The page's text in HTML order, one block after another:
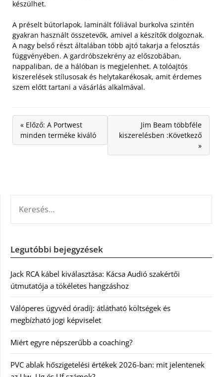
készülhet.
A préselt bútorlapok, laminált fóliával burkolva szintén
gyakran használt összetevők, amivel a készítők dolgoznak.
A nagy belső részt általában több ajtó takarja a felosztás
függvényében. A gardróbszekrény az előszobában,
nappaliban, de a hálóban is megjelenhet. A tolóajtós
kiszerelések stílusosak és helytakarékosak, amit érdemes
szem előtt tartani a vásárlás alkalmával.
« Előző: A Portwest
minden terméke kiváló
Jim Beam többféle
kiszerelésben :Következő
»
Legutóbbi bejegyzések
Jack RCA kábel kiválasztása: Kácsa Audió szakértői
útmutatója a tökéletes hangzáshoz
Válóperes ügyvéd óradíj: átlátható költségek és
megbízható jogi képviselet
Miért egyre népszerűbb a coaching?
PVC ablak hőszigetelési értékek 2026-ban: mit jelentenek